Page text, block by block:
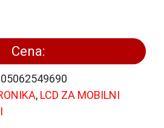
Cena:
, LCD ZA MOBILNI